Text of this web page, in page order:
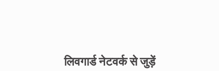
लिवगार्ड नेटवर्क से जुड़ें